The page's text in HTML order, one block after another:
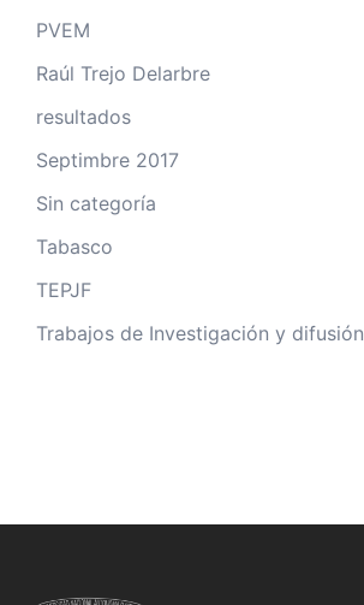
PVEM
Raúl Trejo Delarbre
resultados
Septimbre 2017
Sin categoría
Tabasco
TEPJF
Trabajos de Investigación y difusión